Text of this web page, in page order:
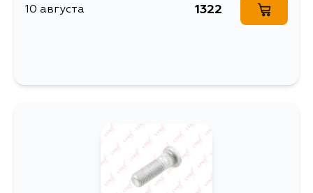
10 августа 1322